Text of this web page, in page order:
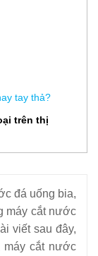
tay thả?
trên thị
inox 304
đá uống bia,
máy cắt nước
viết sau đây,
máy cắt nước